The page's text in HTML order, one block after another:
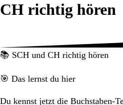
CH richtig hören
📚 SCH und CH richtig hören
🎯 Das lernst du hier
Du kennst jetzt die Buchstaben-